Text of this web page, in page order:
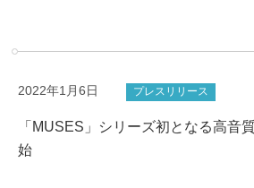
2022年1月6日 プレスリリース
「MUSES」シリーズ初となる高音
始